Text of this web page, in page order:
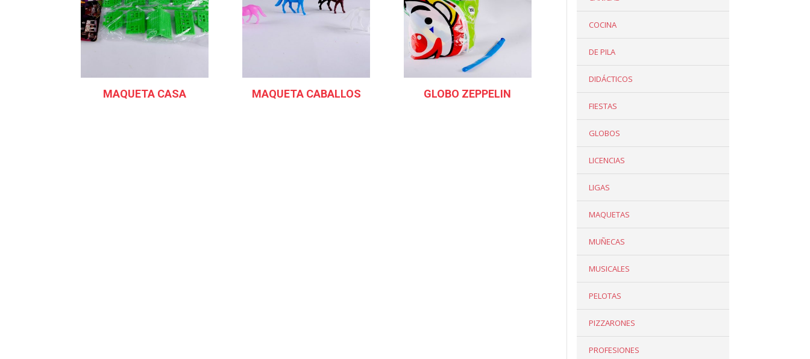
MAQUETA CASA MAQUETA CABALLOS GLOBO ZEPPELIN
COCINA
DE PILA
DIDÁCTICOS
FIESTAS
GLOBOS
LICENCIAS
LIGAS
MAQUETAS
MUÑECAS
MUSICALES
PELOTAS
PIZZARONES
PROFESIONES